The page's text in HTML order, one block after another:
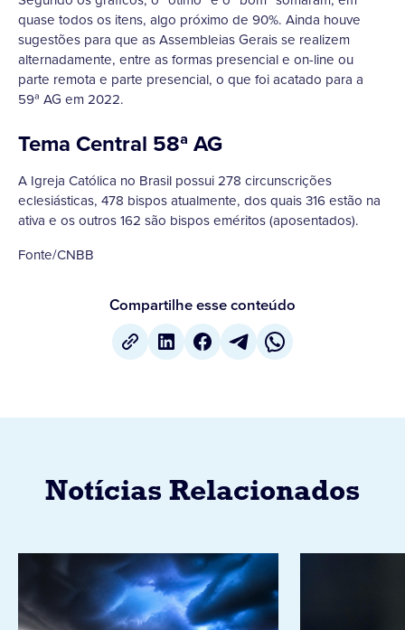
quase todos os itens, algo próximo de 90%. Ainda houve
sugestões para que as Assembleias Gerais se realizem
alternadamente, entre as formas presencial e on-line ou
parte remota e parte presencial, o que foi acatado para a
59ª AG em 2022.
Tema Central 58ª AG
A Igreja Católica no Brasil possui 278 circunscrições
eclesiásticas, 478 bispos atualmente, dos quais 316 estão na
ativa e os outros 162 são bispos eméritos (aposentados).
Fonte/CNBB
Compartilhe esse conteúdo
Notícias Relacionados